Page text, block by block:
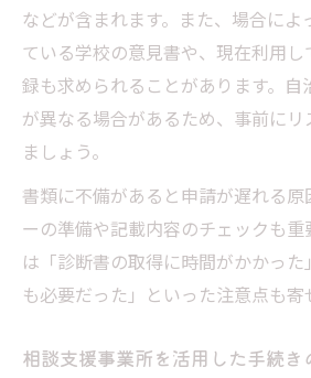
などが含まれます。また、場合によ
ている学校の意見書や、現在利用
録も求められることがあります。
が異なる場合があるため、事前に
ましょう。
書類に不備があると申請が遅れる
ーの準備や記載内容のチェックも重
は「診断書の取得に時間がかかっ
も必要だった」といった注意点も寄
相談支援事業所を活用した手続き